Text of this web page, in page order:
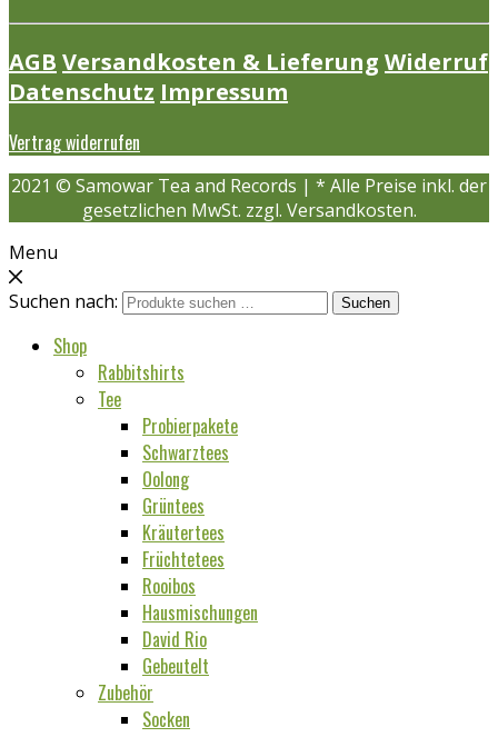
AGB Versandkosten & Lieferung Widerruf
Datenschutz Impressum
Vertrag widerrufen
2021 © Samowar Tea and Records | * Alle Preise inkl. der
gesetzlichen MwSt. zzgl. Versandkosten.
Menu
Suchen nach:
Suchen
Shop
Rabbitshirts
Tee
Probierpakete
Schwarztees
Oolong
Grüntees
Kräutertees
Früchtetees
Rooibos
Hausmischungen
David Rio
Gebeutelt
Zubehör
Socken